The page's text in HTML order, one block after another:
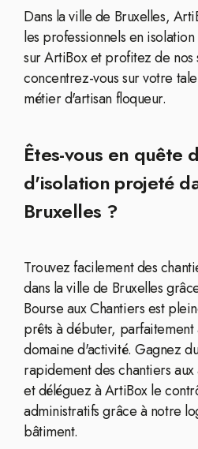
Dans la ville de Bruxelles,
les professionnels en
sur ArtiBox et profitez de nos
concentrez-vous sur votre
métier d'artisan floqueur.
Êtes-vous en quête
d'isolation projeté
Bruxelles ?
Trouvez facilement des
dans la ville de Bruxelles
Bourse aux Chantiers est
prêts à débuter, parfaitement
domaine d'activité. Gagnez
rapidement des chantiers
et déléguez à ArtiBox le
administratifs grâce à notre
bâtiment.